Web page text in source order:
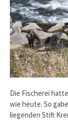
Die Fischerei
wie heute. So
liegenden Stift